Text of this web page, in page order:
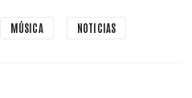
MÚSICA NOTICIAS